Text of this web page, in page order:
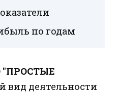
по годам
"ПРОСТЫЕ
вид деятельности